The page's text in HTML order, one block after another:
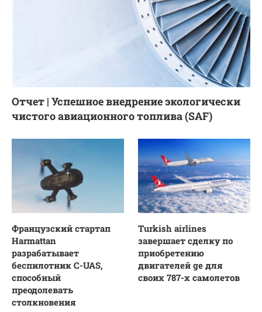
Отчет | Успешное внедрение экологически
чистого авиационного топлива (SAF)
Французский стартап
Harmattan
разрабатывает
беспилотник C-UAS,
способный
преодолевать
столкновения
Turkish airlines
завершает сделку по
приобретению
двигателей ge для
своих 787-х самолетов